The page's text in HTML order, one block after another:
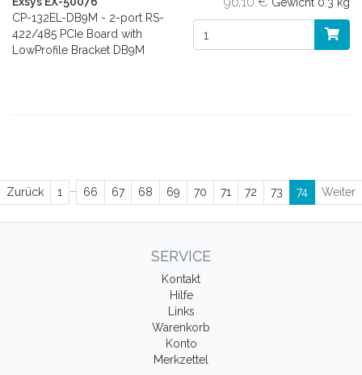
CP-132EL-DB9M - 2-port RS-
422/485 PCIe Board with
LowProfile Bracket DB9M
ZurückZurück
1 66 67 68 69 70 71 72 73 74 Weiter
SERVICE
Kontakt
Hilfe
Links
Warenkorb
Konto
Merkzettel